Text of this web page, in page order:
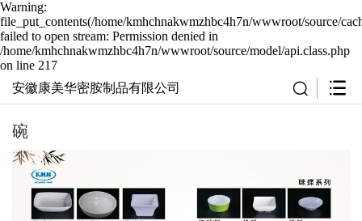
Warning:
file_put_contents(/home/kmhchnakwmzhbc4h7n/wwwroot/source/
failed to open stream: Permission denied in
/home/kmhchnakwmzhbc4h7n/wwwroot/source/model/api.class.php
on line 217
安徽康美华密胺制品有限公司
碗